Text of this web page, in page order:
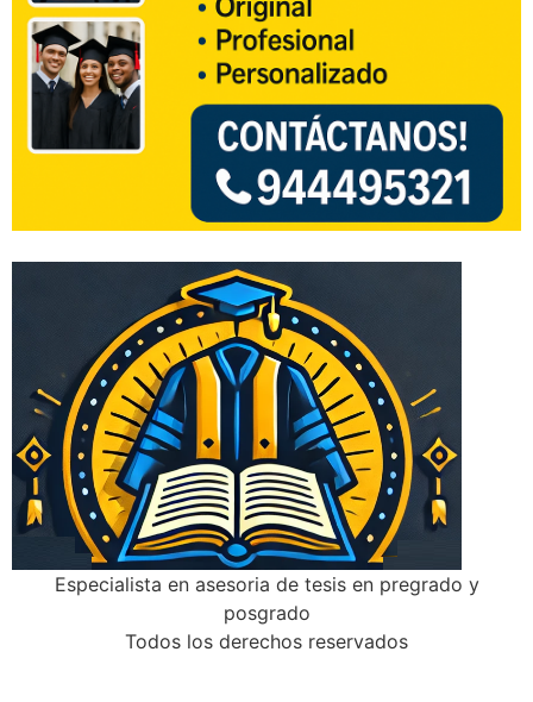
Especialista en asesoria de tesis en pregrado y
posgrado
Todos los derechos reservados